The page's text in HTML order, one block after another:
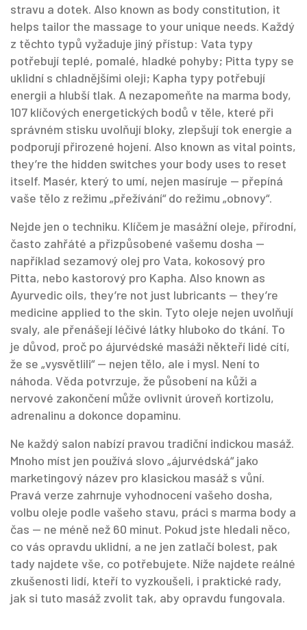
stravu a dotek. Also known as body constitution, it
helps tailor the massage to your unique needs. Každý
z těchto typů vyžaduje jiný přístup: Vata typy
potřebují teplé, pomalé, hladké pohyby; Pitta typy se
uklidní s chladnějšími oleji; Kapha typy potřebují
energii a hlubší tlak. A nezapomeňte na marma body,
107 klíčových energetických bodů v těle, které při
správném stisku uvolňují bloky, zlepšují tok energie a
podporují přirozené hojení. Also known as vital points,
they’re the hidden switches your body uses to reset
itself. Masér, který to umí, nejen masíruje — přepíná
vaše tělo z režimu „přežívání“ do režimu „obnovy“.
Nejde jen o techniku. Klíčem je masážní oleje, přírodní,
často zahřáté a přizpůsobené vašemu dosha —
například sezamový olej pro Vata, kokosový pro
Pitta, nebo kastorový pro Kapha. Also known as
Ayurvedic oils, they’re not just lubricants — they’re
medicine applied to the skin. Tyto oleje nejen uvolňují
svaly, ale přenášejí léčivé látky hluboko do tkání. To
je důvod, proč po ájurvédské masáži někteří lidé cítí,
že se „vysvětlili“ — nejen tělo, ale i mysl. Není to
náhoda. Věda potvrzuje, že působení na kůži a
nervové zakončení může ovlivnit úroveň kortizolu,
adrenalinu a dokonce dopaminu.
Ne každý salon nabízí pravou tradiční indickou masáž.
Mnoho míst jen používá slovo „ájurvédská“ jako
marketingový název pro klasickou masáž s vůní.
Pravá verze zahrnuje vyhodnocení vašeho dosha,
volbu oleje podle vašeho stavu, práci s marma body a
čas — ne méně než 60 minut. Pokud jste hledali něco,
co vás opravdu uklidní, a ne jen zatlačí bolest, pak
tady najdete vše, co potřebujete. Níže najdete reálné
zkušenosti lidí, kteří to vyzkoušeli, i praktické rady,
jak si tuto masáž zvolit tak, aby opravdu fungovala.